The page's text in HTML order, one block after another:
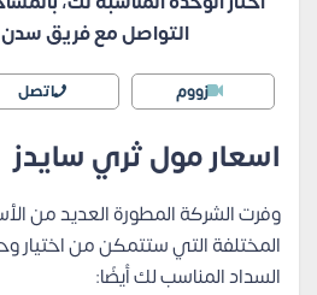
التواصل مع فريق
زووم اتصل
اسعار مول ثري سايدز
وفرت الشركة المطورة العديد من
المختلفة التي ستتمكن من اختيار
السداد المناسب لك أيضًا: